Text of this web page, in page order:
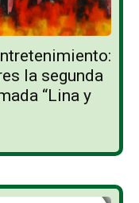
la segunda
“Lina y